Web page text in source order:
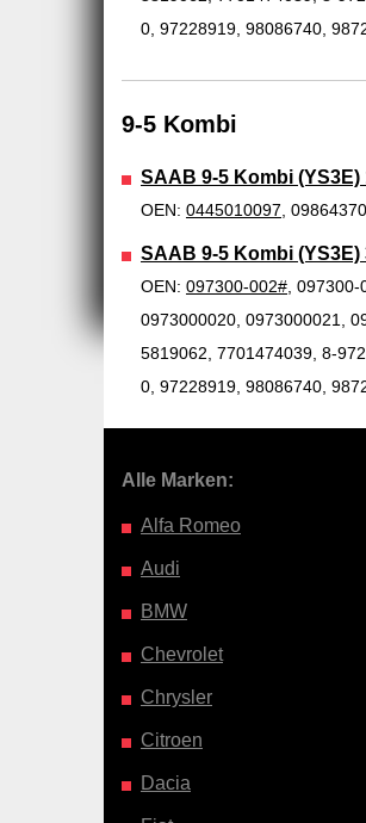
0, 97228919, 98086740,
9-5 Kombi
SAAB 9-5 Kombi (YS3E)
OEN: 0445010097,
SAAB 9-5 Kombi (YS3E)
OEN: 097300-002#, 097300-
0973000020, 0973000021,
5819062, 7701474039, 8-
0, 97228919, 98086740,
Alle Marken:
Alfa Romeo
Audi
BMW
Chevrolet
Chrysler
Citroen
Dacia